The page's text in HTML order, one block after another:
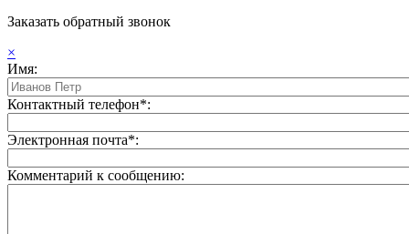
Заказать обратный звонок
×
Имя:
Контактный телефон*:
Электронная почта*:
Комментарий к сообщению: